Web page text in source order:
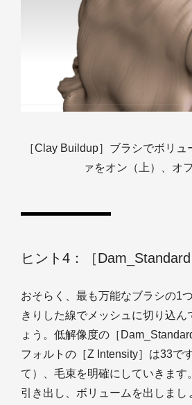
［Clay Buildup］ブラシでボリ
ァをオン（上）、オ
ヒント4：［
おそらく、最も万能なブラシの1
きりした線でメッシュに切り込ん
ょう。低解像度の［
フォルトの［Z Intensity］は33で
て）、毛束を明確にしていきます
引き出し、ボリュームを出しまし